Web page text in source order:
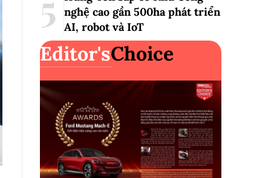
nghệ cao gần 500ha phát triển
AI, robot và IoT
Editor'sChoice